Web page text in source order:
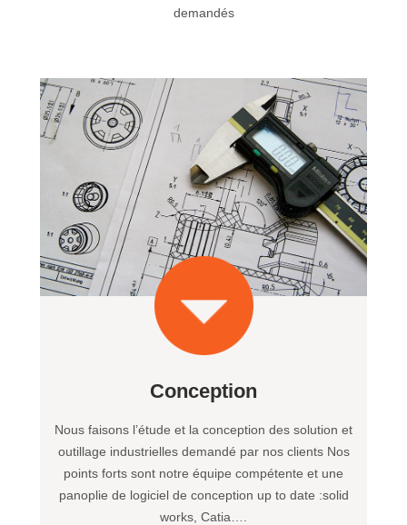
demandés
Conception
Nous faisons l’étude et la conception des solution et
outillage industrielles demandé par nos clients Nos
points forts sont notre équipe compétente et une
panoplie de logiciel de conception up to date :solid
works, Catia….